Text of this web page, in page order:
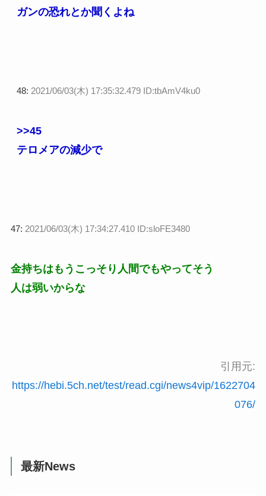
ガンの恐れとか聞くよね
48: 2021/06/03(木) 17:35:32.479 ID:tbAmV4ku0
>>45
テロメアの減少で
47: 2021/06/03(木) 17:34:27.410 ID:sloFE3480
金持ちはもうこっそり人間でもやってそう
人は弱いからな
引用元:
https://hebi.5ch.net/test/read.cgi/news4vip/1622704
076/
最新News